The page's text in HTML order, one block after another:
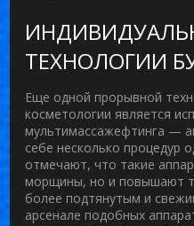
ТЕХНОЛОГИИ
Еще одной прорывной
косметологии является
мультимассажефтинга —
себе несколько процедур
отмечают, что такие
морщины, но и повышают
более подтянутым и
арсенале подобных